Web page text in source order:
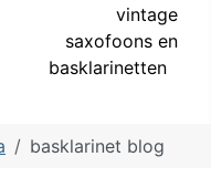
vintage
saxofoons en
basklarinetten
basklarinet blog